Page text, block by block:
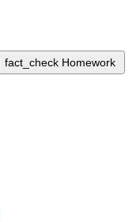
fact_check Homework